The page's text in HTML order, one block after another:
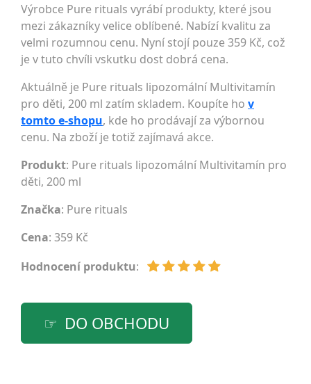
Výrobce Pure rituals vyrábí produkty, které jsou
mezi zákazníky velice oblíbené. Nabízí kvalitu za
velmi rozumnou cenu. Nyní stojí pouze 359 Kč, což
je v tuto chvíli vskutku dost dobrá cena.
Aktuálně je Pure rituals lipozomální Multivitamín
pro děti, 200 ml zatím skladem. Koupíte ho v
tomto e-shopu, kde ho prodávají za výbornou
cenu. Na zboží je totiž zajímavá akce.
Produkt: Pure rituals lipozomální Multivitamín pro
děti, 200 ml
Značka: Pure rituals
Cena: 359 Kč
Hodnocení produktu:
DO OBCHODU